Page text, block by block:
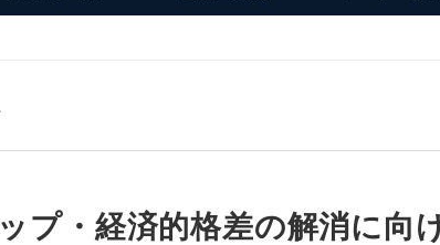
プ・経済的格差の解消に向